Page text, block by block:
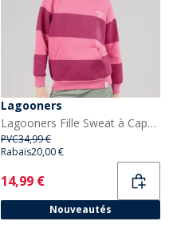
Lagooners
Lagooners Fille Sweat à Capuche rayé Elmbrook Bright Pink
PVC34,99 €
Rabais20,00 €
Current
14,99 €
Nouveautés